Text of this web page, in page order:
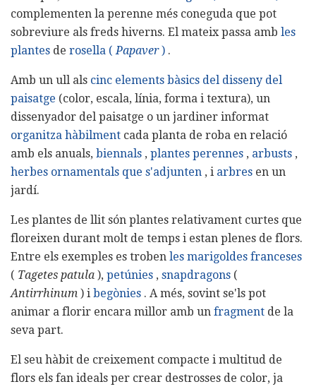
complementen la perenne més coneguda que pot
sobreviure als freds hiverns. El mateix passa amb les
plantes de rosella (Papaver) .
Amb un ull als cinc elements bàsics del disseny del
paisatge (color, escala, línia, forma i textura), un
dissenyador del paisatge o un jardiner informat
organitza hàbilment cada planta de roba en relació
amb els anuals, biennals , plantes perennes , arbusts ,
herbes ornamentals que s'adjunten , i arbres en un
jardí.
Les plantes de llit són plantes relativament curtes que
floreixen durant molt de temps i estan plenes de flors.
Entre els exemples es troben les marigoldes franceses
( Tagetes patula ), petúnies , snapdragons (
Antirrhinum ) i begònies . A més, sovint se'ls pot
animar a florir encara millor amb un fragment de la
seva part.
El seu hàbit de creixement compacte i multitud de
flors els fan ideals per crear destrosses de color, ja